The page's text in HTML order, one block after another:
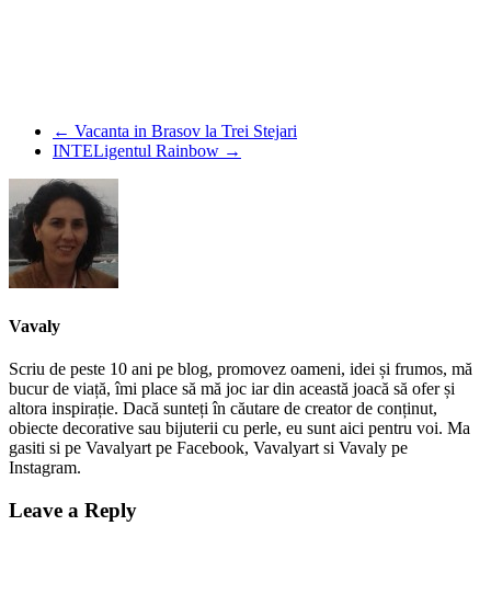
← Vacanta in Brasov la Trei Stejari
INTELigentul Rainbow →
Vavaly
Scriu de peste 10 ani pe blog, promovez oameni, idei și frumos, mă
bucur de viață, îmi place să mă joc iar din această joacă să ofer și
altora inspirație. Dacă sunteți în căutare de creator de conținut,
obiecte decorative sau bijuterii cu perle, eu sunt aici pentru voi. Ma
gasiti si pe Vavalyart pe Facebook, Vavalyart si Vavaly pe
Instagram.
Leave a Reply